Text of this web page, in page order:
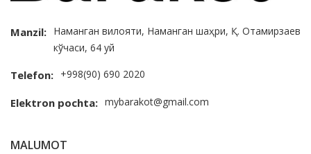
Manzil: Наманган вилояти, Наманган шаҳри, Қ. Отамирзаев
кўчаси, 64 уй
Telefon: +998(90) 690 2020
Elektron pochta: mybarakot@gmail.com
MALUMOT